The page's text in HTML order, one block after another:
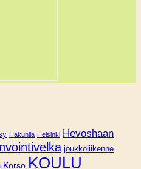
Hakunila Helsinki Hevoshaan
joukkoliikenne
Korso KOULU